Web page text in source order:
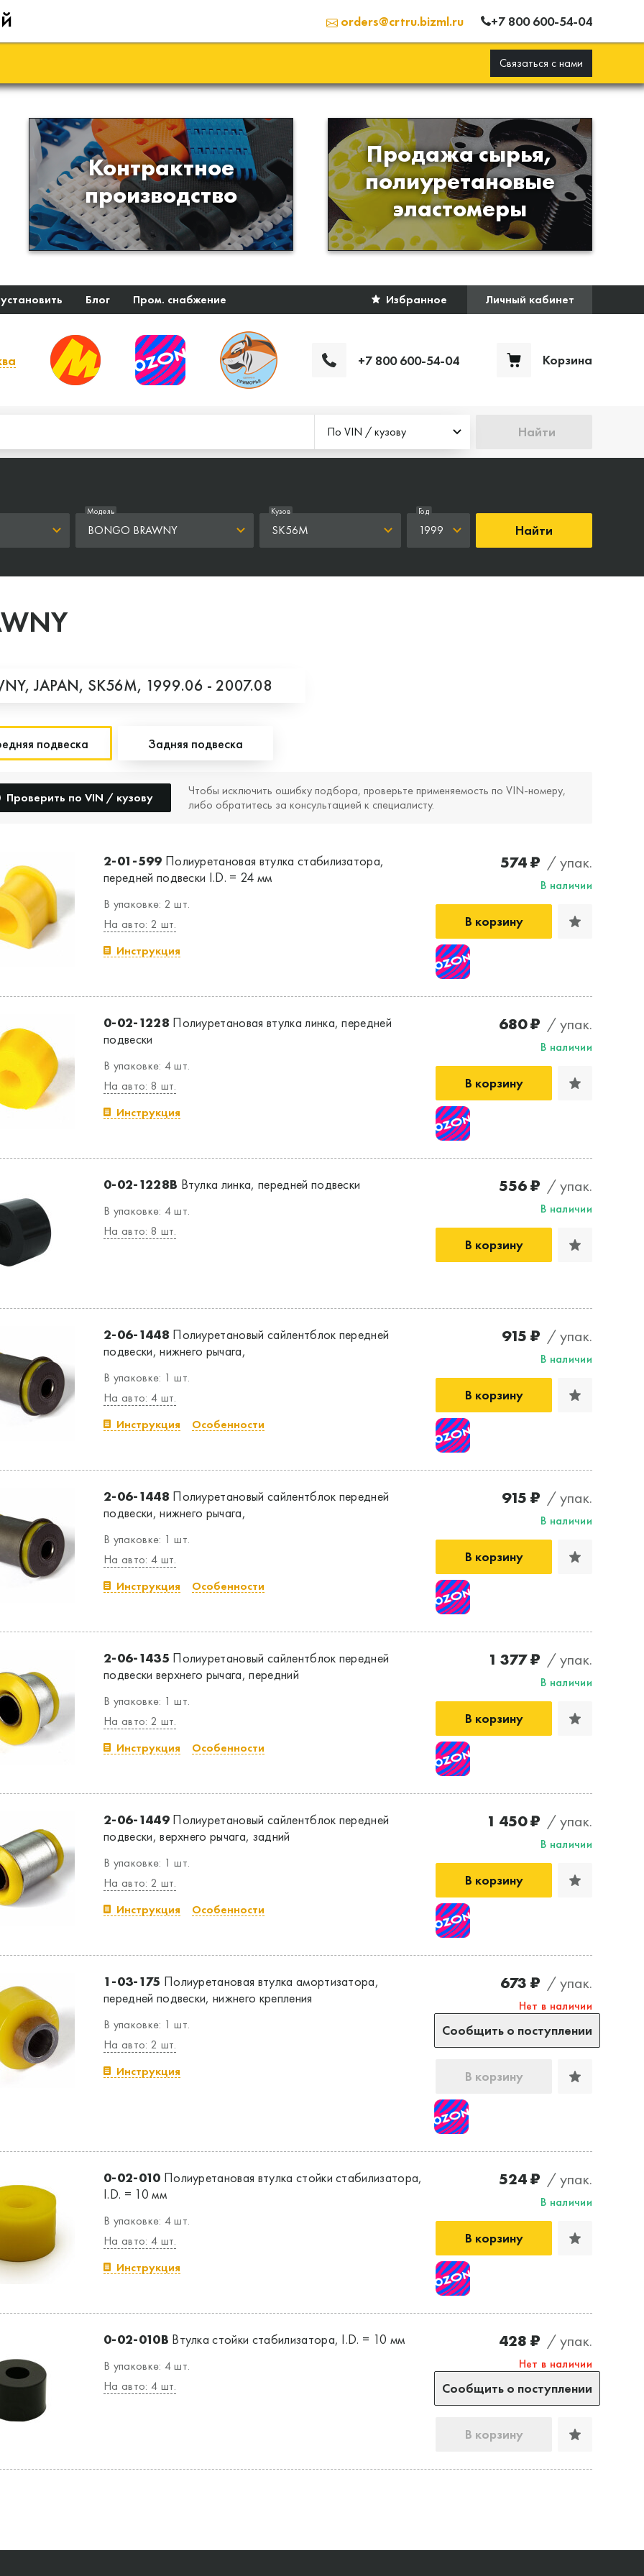
orders@crtru.bizml.ru +7 800 600-54-04
Связаться с нами
Контрактное
производство
Производство изделий из
пластиков и полимеров по
образцам либо чертежам
заказчика
Продажа сырья,
полиуретановые
эластомеры
Продажа сырья для
производства изделий из
полиуретана
Блог Пром. снабжение Избранное Личный кабинет
+7 800 600-54-04 Корзина
По VIN / кузову Найти
BONGO BRAWNY
Модель
SK56M
Кузов
1999
Год
Найти
JAPAN, SK56M, 1999.06 - 2007.08
подвеска Задняя подвеска
Проверить по VIN / кузову
Чтобы исключить ошибку подбора, проверьте применяемость по VIN‑номеру,
либо обратитесь за консультацией к специалисту.
2-01-599 Полиуретановая втулка стабилизатора,
передней подвески I.D. = 24 мм
В упаковке: 2 шт.
На авто: 2 шт.
Инструкция
574 ₽ / упак.
В наличии
В корзину
0-02-1228 Полиуретановая втулка линка, передней
подвески
В упаковке: 4 шт.
На авто: 8 шт.
Инструкция
680 ₽ / упак.
В наличии
В корзину
0-02-1228B Втулка линка, передней подвески
В упаковке: 4 шт.
На авто: 8 шт.
556 ₽ / упак.
В наличии
В корзину
2-06-1448 Полиуретановый сайлентблок передней
подвески, нижнего рычага,
В упаковке: 1 шт.
На авто: 4 шт.
Инструкция
Особенности
915 ₽ / упак.
В наличии
В корзину
2-06-1448 Полиуретановый сайлентблок передней
подвески, нижнего рычага,
В упаковке: 1 шт.
На авто: 4 шт.
Инструкция
Особенности
915 ₽ / упак.
В наличии
В корзину
2-06-1435 Полиуретановый сайлентблок передней
подвески верхнего рычага, передний
В упаковке: 1 шт.
На авто: 2 шт.
Инструкция
Особенности
1 377 ₽ / упак.
В наличии
В корзину
2-06-1449Полиуретановый сайлентблок передней
подвески, верхнего рычага, задний
В упаковке: 1 шт.
На авто: 2 шт.
Инструкция
Особенности
1 450 ₽ / упак.
В наличии
В корзину
1-03-175 Полиуретановая втулка амортизатора,
передней подвески, нижнего крепления
В упаковке: 1 шт.
На авто: 2 шт.
Инструкция
673 ₽ / упак.
Нет в наличии
Сообщить о поступлении
В корзину
0-02-010 Полиуретановая втулка стойки стабилизатора,
I.D. = 10 мм
В упаковке: 4 шт.
На авто: 4 шт.
Инструкция
524 ₽ / упак.
В наличии
В корзину
0-02-010B Втулка стойки стабилизатора, I.D. = 10 мм
В упаковке: 4 шт.
На авто: 4 шт.
428 ₽ / упак.
Нет в наличии
Сообщить о поступлении
В корзину